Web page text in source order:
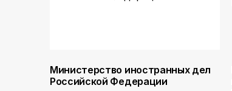
Министерство иностранных дел
Российской Федерации